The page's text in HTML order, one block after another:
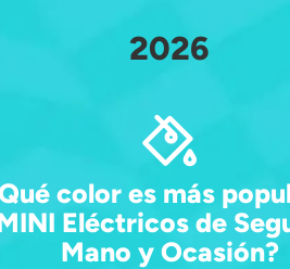
2026
color es más
Eléctricos de
Mano y Ocasión?